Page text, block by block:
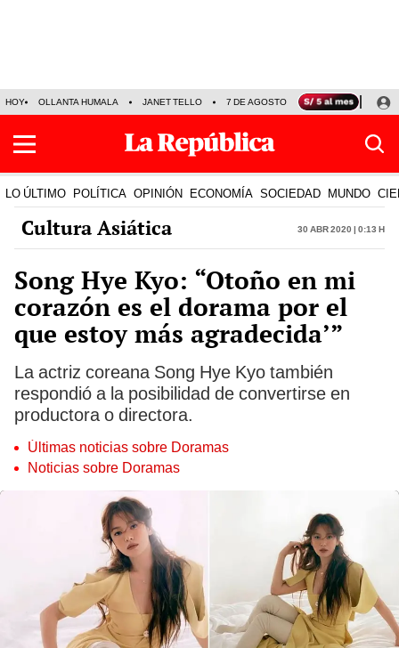
HOY OLLANTA HUMALA JANET TELLO 7 DE AGOSTO TINKA RESULTADOS
LO ÚLTIMO POLÍTICA OPINIÓN ECONOMÍA SOCIEDAD MUNDO
Cultura Asiática 30 Abr 2020 | 0:13 h
Song Hye Kyo: “Otoño en mi
corazón es el dorama por el
que estoy más agradecida’”
La actriz coreana Song Hye Kyo también
respondió a la posibilidad de convertirse en
productora o directora.
Últimas noticias sobre Doramas
Noticias sobre Doramas